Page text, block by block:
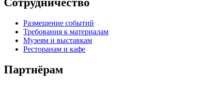
Сотрудничество
Размещение событий
Требования к материалам
Музеям и выставкам
Ресторанам и кафе
Партнёрам